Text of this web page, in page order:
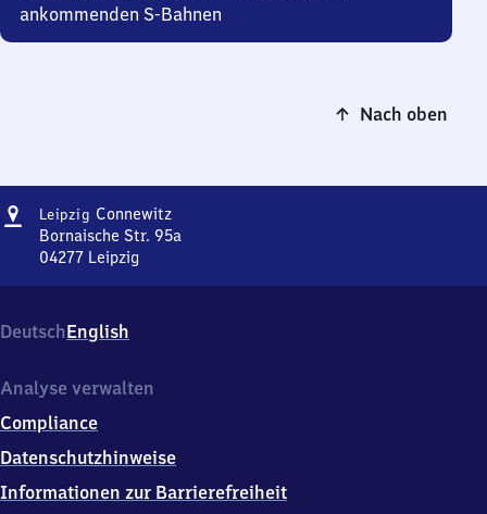
ankommenden S-Bahnen
Nach oben
Adresse
Leipzig ConnewitzLeipzig-
Connewitz
Bornaische Str. 95a
04277 Leipzig
Bornaische
Str.
0
2
7
Leipzig
DeutschEnglish
Analyse verwalten
Compliance
Datenschutzhinweise
Informationen zur Barrierefreiheit